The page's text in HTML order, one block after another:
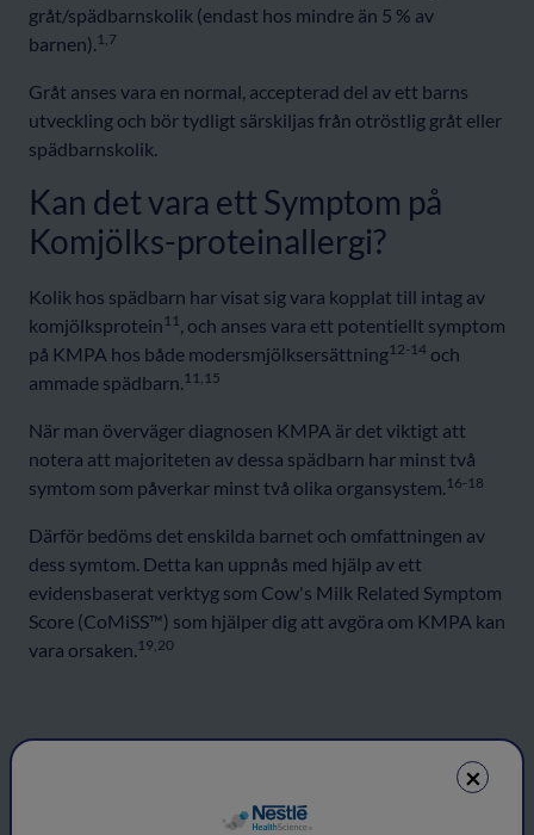
gråt/spädbarnskolik (endast hos mindre än 5 % av
barnen). 1,7
Gråt anses vara en normal, accepterad del av ett barns
utveckling och bör tydligt särskiljas från otröstlig gråt eller
spädbarnskolik.
Kan det vara ett Symptom på
Komjölks-proteinallergi?
Kolik hos spädbarn har visat sig vara kopplat till intag av
komjölksprotein 11, och anses vara ett potentiellt symptom
på KMPA hos både modersmjölksersättning12-14 och
ammade spädbarn. 11,15
När man överväger diagnosen KMPA är det viktigt att
notera att majoriteten av dessa spädbarn har minst två
symtom som påverkar minst två olika organsystem. 16-18
Därför bedöms det enskilda barnet och omfattningen av
dess symtom. Detta kan uppnås med hjälp av ett
evidensbaserat verktyg som Cow's Milk Related Symptom
Score (CoMiSS™) som hjälper dig att avgöra om KMPA kan
vara orsaken. 19,20
×